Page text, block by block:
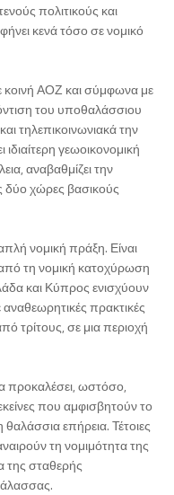
πολιτικούς και
κενά τόσο σε νομικό
κοινή ΑΟΖ και σύμφωνα με
του υποθαλάσσιου
τηλεπικοινωνιακά την
γεωοικονομική
αναβαθμίζει την
δύο χώρες βασικούς
νομική πράξη. Είναι
τη νομική κατοχύρωση
και Κύπρος ενισχύουν
αναθεωρητικές πρακτικές
τρίτους, σε μια περιοχή
προκαλέσει, ωστόσο,
που αμφισβητούν το
επήρεια. Τέτοιες
τη νομιμότητα της
της σταθερής